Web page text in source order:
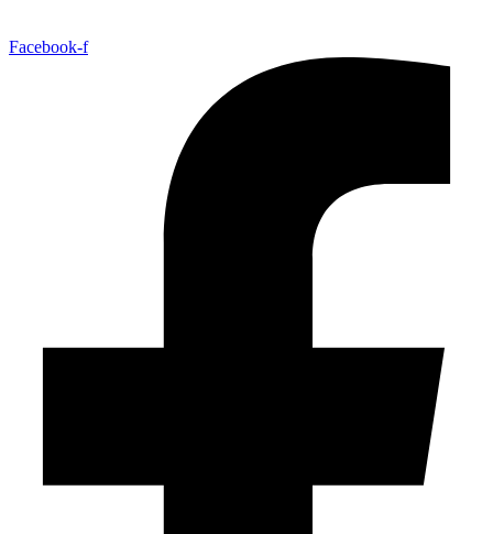
Facebook-f